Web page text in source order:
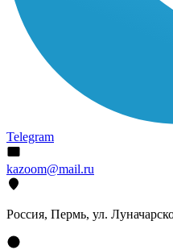
Telegram
kazoom@mail.ru
Россия, Пермь, ул.